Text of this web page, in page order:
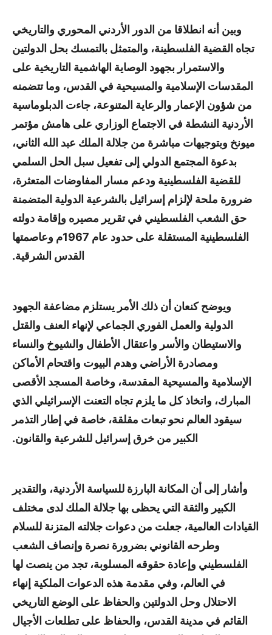
وبين أنه انطلاقا من الدور الأردني المحوري والتاريخي
تجاه القضية الفلسطينة، والمتمثل بالتمسك بحل الدولتين
والاستمرار بجهود الوصاية الهاشمية التاريخية على
المقدسات الإسلامية والمسيحية في القدس، وما تتضمنه
من شؤون الإعمار والرعاية المتنوعة، جاءت الدبلوماسية
الأردنية النشطة في الاجتماع الوزاري على هامش مؤتمر
ميونخ وبتوجيهات مباشرة من جلالة الملك عبد الله الثاني،
بدعوة المجتمع الدولي إلى تفعيل سبل الحل السلمي
للقضية الفلسطينية ودعم مسار المفاوضات المتعثرة،
ضرورة ملحة لإلزام إسرائيل بالشرعية الدولية المتضمنة
حق الشعب الفلسطيني في تقرير مصيره وإقامة دولته
الفلسطينية المستقلة على حدود عام 1967م وعاصمتها
القدس الشرقية.
ويوضح كنعان أن ذلك الأمر يستلزم مضاعفة الجهود
الدولية والعمل الفوري الجماعي لإنهاء العنف والقتل
والاستيطان والأسر واعتقال الأطفال والشيوخ والنساء
ومصادرة الأراضي وهدم البيوت واقتحام الأماكن
الإسلامية والمسيحية المقدسة، وخاصة المسجد الأقصى
المبارك، واتخاذ كل ما يلزم تجاه التعنت الإسرائيلي الذي
سيقود العالم نحو تبعات مقلقة، خاصة في إطار التذمر
الكبير من خرق إسرائيل للشرعية والقانون.
وأشار إلى أن المكانة البارزة للسياسة الأردنية، والتقدير
الكبير والثقة التي يحظى بها جلالة الملك لدى مختلف
القيادات العالمية، جعلت من دعوات جلالته المتزنة للسلام
وطرحه القانوني بضرورة نصرة وإنصاف الشعب
الفلسطيني وإعادة حقوقه المسلوبة، تجد من ينصت لها
في العالم، وفي مقدمة هذه الدعوات الملكية إنهاء
الاحتلال وحل الدولتين والحفاظ على الوضع التاريخي
القائم في مدينة القدس، والحفاظ على تطلعات الأجيال